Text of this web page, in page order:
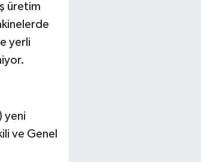
üretim
yerli
yeni
ve Genel